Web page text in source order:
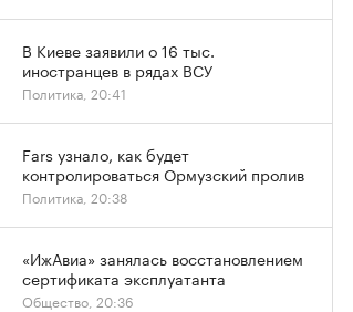
В Киеве заявили о 16 тыс.
иностранцев в рядах ВСУ
Политика, 20:41
Fars узнало, как будет
контролироваться Ормузский пролив
Политика, 20:38
«ИжАвиа» занялась восстановлением
сертификата эксплуатанта
Общество, 20:36